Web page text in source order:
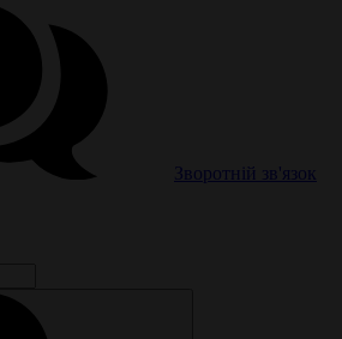
Зворотній зв'язок